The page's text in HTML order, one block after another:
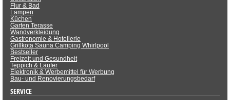
Flur & Bad
Lampen
Küchen
Garten Terasse
Wandverkleidung
Gastronomie & Hotellerie
Grillkota Sauna Camping Whirlpool
Bestseller
Freizeit und Gesundheit
Teppich & Läufer
Elektronik & Werbemittel für Werbung
Bau- und Renovierungsbedarf
SERVICE